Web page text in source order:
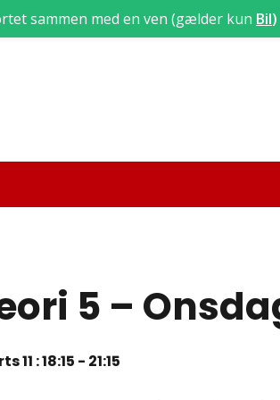
5 –
11 : 18:15 - 21:15
sammen med en ven (gælder kun Bil)